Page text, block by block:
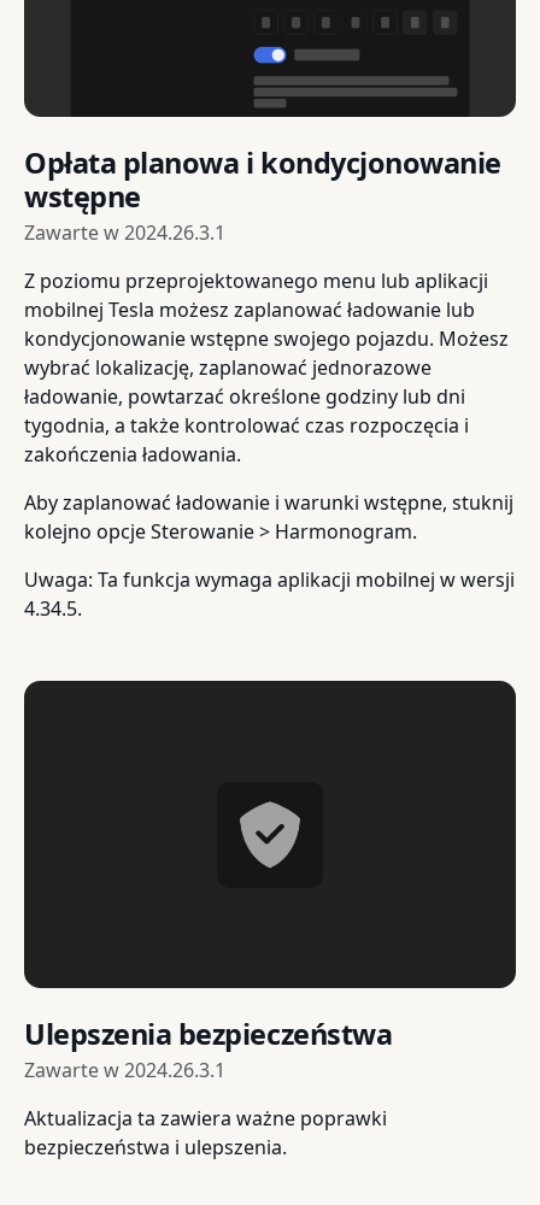
Opłata planowa i kondycjonowanie
wstępne
Zawarte w2024.26.3.1
Z poziomu przeprojektowanego menu lub aplikacji
mobilnej Tesla możesz zaplanować ładowanie lub
kondycjonowanie wstępne swojego pojazdu. Możesz
wybrać lokalizację, zaplanować jednorazowe
ładowanie, powtarzać określone godziny lub dni
tygodnia, a także kontrolować czas rozpoczęcia i
zakończenia ładowania.
Aby zaplanować ładowanie i warunki wstępne, stuknij
kolejno opcje Sterowanie > Harmonogram.
Uwaga: Ta funkcja wymaga aplikacji mobilnej w wersji
4.34.5.
Ulepszenia bezpieczeństwa
Zawarte w2024.26.3.1
Aktualizacja ta zawiera ważne poprawki
bezpieczeństwa i ulepszenia.